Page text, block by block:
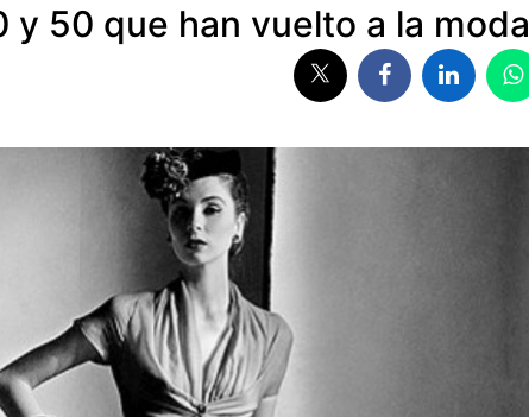
y 50 que han vuelto a la moda